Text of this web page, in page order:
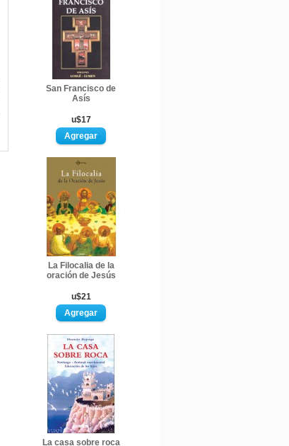
San Francisco de
Asís
u$17
La Filocalia de la
oración de Jesús
u$21
La casa sobre roca